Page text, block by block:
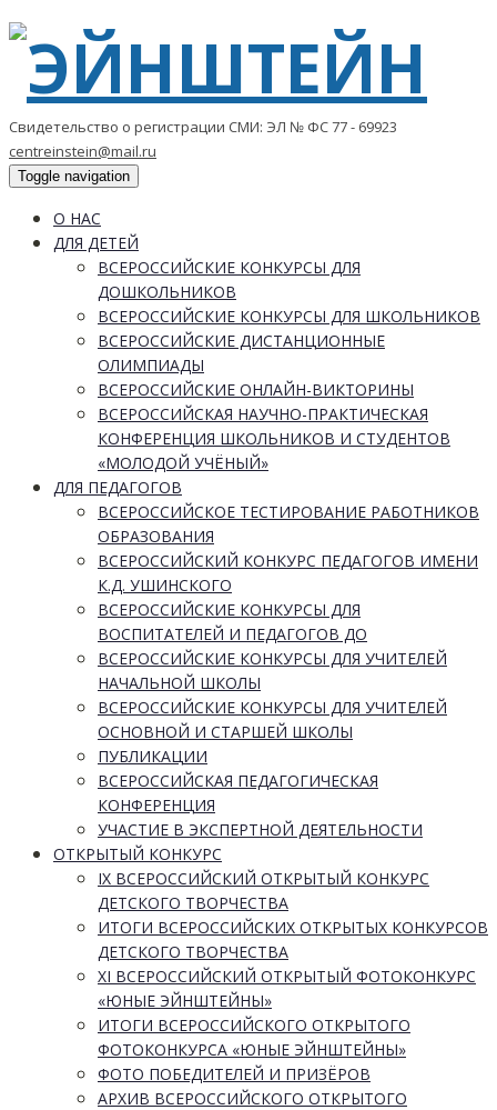
Свидетельство о регистрации СМИ: ЭЛ № ФС 77 - 69923
centreinstein@mail.ru
Toggle navigation
О НАС
ДЛЯ ДЕТЕЙ
ВСЕРОССИЙСКИЕ КОНКУРСЫ ДЛЯ
ДОШКОЛЬНИКОВ
ВСЕРОССИЙСКИЕ КОНКУРСЫ ДЛЯ ШКОЛЬНИКОВ
ВСЕРОССИЙСКИЕ ДИСТАНЦИОННЫЕ
ОЛИМПИАДЫ
ВСЕРОССИЙСКИЕ ОНЛАЙН-ВИКТОРИНЫ
ВСЕРОССИЙСКАЯ НАУЧНО-ПРАКТИЧЕСКАЯ
КОНФЕРЕНЦИЯ ШКОЛЬНИКОВ И СТУДЕНТОВ
«МОЛОДОЙ УЧЁНЫЙ»
ДЛЯ ПЕДАГОГОВ
ВСЕРОССИЙСКОЕ ТЕСТИРОВАНИЕ РАБОТНИКОВ
ОБРАЗОВАНИЯ
ВСЕРОССИЙСКИЙ КОНКУРС ПЕДАГОГОВ ИМЕНИ
К.Д. УШИНСКОГО
ВСЕРОССИЙСКИЕ КОНКУРСЫ ДЛЯ
ВОСПИТАТЕЛЕЙ И ПЕДАГОГОВ ДО
ВСЕРОССИЙСКИЕ КОНКУРСЫ ДЛЯ УЧИТЕЛЕЙ
НАЧАЛЬНОЙ ШКОЛЫ
ВСЕРОССИЙСКИЕ КОНКУРСЫ ДЛЯ УЧИТЕЛЕЙ
ОСНОВНОЙ И СТАРШЕЙ ШКОЛЫ
ПУБЛИКАЦИИ
ВСЕРОССИЙСКАЯ ПЕДАГОГИЧЕСКАЯ
КОНФЕРЕНЦИЯ
УЧАСТИЕ В ЭКСПЕРТНОЙ ДЕЯТЕЛЬНОСТИ
ОТКРЫТЫЙ КОНКУРС
IX ВСЕРОССИЙСКИЙ ОТКРЫТЫЙ КОНКУРС
ДЕТСКОГО ТВОРЧЕСТВА
ИТОГИ ВСЕРОССИЙСКИХ ОТКРЫТЫХ КОНКУРСОВ
ДЕТСКОГО ТВОРЧЕСТВА
XI ВСЕРОССИЙСКИЙ ОТКРЫТЫЙ ФОТОКОНКУРС
«ЮНЫЕ ЭЙНШТЕЙНЫ»
ИТОГИ ВСЕРОССИЙСКОГО ОТКРЫТОГО
ФОТОКОНКУРСА «ЮНЫЕ ЭЙНШТЕЙНЫ»
ФОТО ПОБЕДИТЕЛЕЙ И ПРИЗЁРОВ
АРХИВ ВСЕРОССИЙСКОГО ОТКРЫТОГО